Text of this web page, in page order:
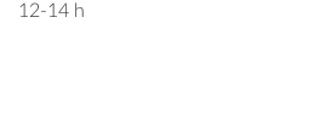
12-14 h